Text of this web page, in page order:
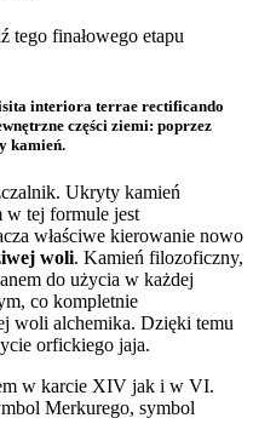
tego finałowego etapu
interiora terrae rectificando
części ziemi: poprzez
kamień.
Ukryty kamień
w tej formule jest
właściwe kierowanie nowo
woli. Kamień filozoficzny,
do użycia w każdej
co kompletnie
woli alchemika. Dzięki temu
orfickiego jaja.
w karcie XIV jak i w VI.
Merkurego, symbol